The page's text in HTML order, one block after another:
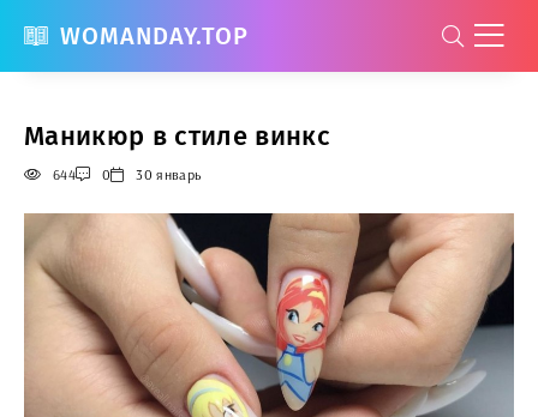
WOMANDAY.TOP
Маникюр в стиле винкс
644 0 30 январь